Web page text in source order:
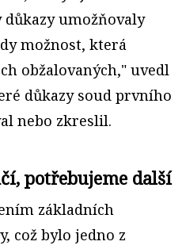
důkazy umožňovaly
možnost, která
obžalovaných," uvedl
důkazy soud prvního
nebo zkreslil.
potřebujeme další
základních
což bylo jedno z